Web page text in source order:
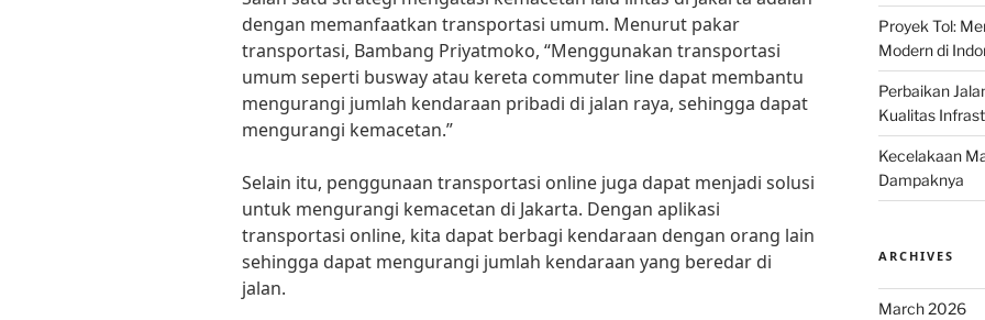
dengan memanfaatkan transportasi umum. Menurut pakar
transportasi, Bambang Priyatmoko, “Menggunakan transportasi
umum seperti busway atau kereta commuter line dapat membantu
mengurangi jumlah kendaraan pribadi di jalan raya, sehingga dapat
mengurangi kemacetan.”
Selain itu, penggunaan transportasi online juga dapat menjadi solusi
untuk mengurangi kemacetan di Jakarta. Dengan aplikasi
transportasi online, kita dapat berbagi kendaraan dengan orang lain
sehingga dapat mengurangi jumlah kendaraan yang beredar di
jalan.
Proyek Tol:
Modern di
Perbaikan
Kualitas
Kecelakaan
Dampaknya
ARCHIVES
March 2026